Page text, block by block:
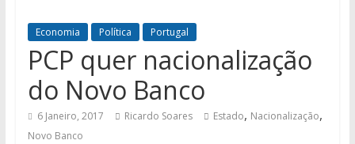
Economia Política Portugal
PCP quer nacionalização
do Novo Banco
6 Janeiro, 2017 Ricardo Soares Estado, Nacionalização,
Novo Banco